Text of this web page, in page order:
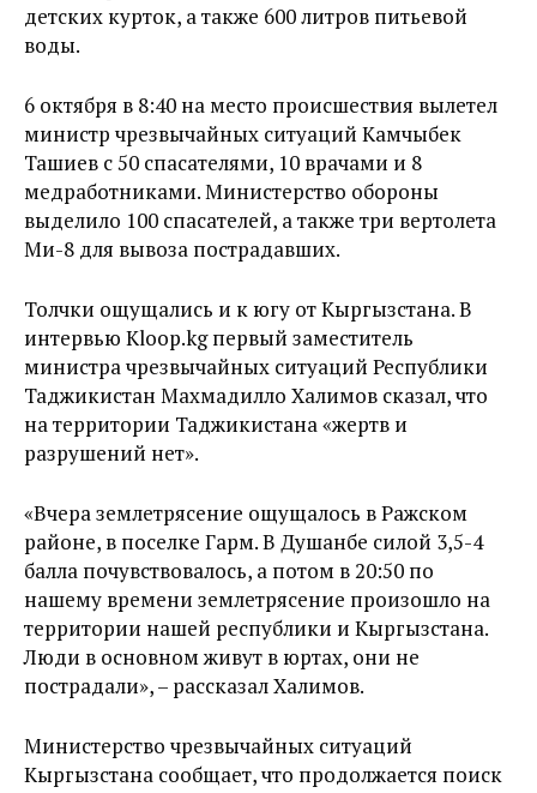
детских курток, а также 600 литров питьевой
воды.
6 октября в 8:40 на место происшествия вылетел
министр чрезвычайных ситуаций Камчыбек
Ташиев с 50 спасателями, 10 врачами и 8
медработниками. Министерство обороны
выделило 100 спасателей, а также три вертолета
Ми-8 для вывоза пострадавших.
Толчки ощущались и к югу от Кыргызстана. В
интервью Kloop.kg первый заместитель
министра чрезвычайных ситуаций Республики
Таджикистан Махмадилло Халимов сказал, что
на территории Таджикистана «жертв и
разрушений нет».
«Вчера землетрясение ощущалось в Ражском
районе, в поселке Гарм. В Душанбе силой 3,5-4
балла почувствовалось, а потом в 20:50 по
нашему времени землетрясение произошло на
территории нашей республики и Кыргызстана.
Люди в основном живут в юртах, они не
пострадали», – рассказал Халимов.
Министерство чрезвычайных ситуаций
Кыргызстана сообщает, что продолжается поиск